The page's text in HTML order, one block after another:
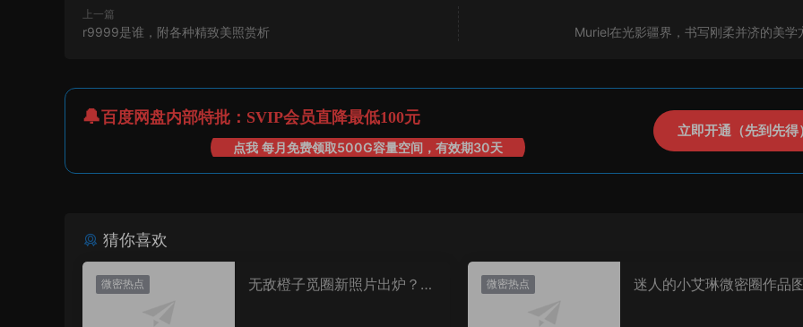
上一篇
r9999是谁，附各种精致美照赏析 Muriel在光影疆界，书写刚柔并济的美学
百度网盘内部特批：SVIP会员直降最低100元
点我 每月免费领取500G容量空间，有效期30天
立即开通（先到先得）
猜你喜欢
微密热点
无敌橙子觅圈新照片出炉？颜
微密热点
迷人的小艾琳微密圈作品图